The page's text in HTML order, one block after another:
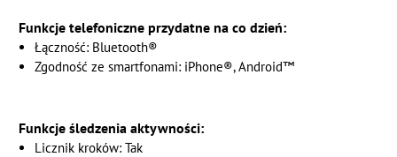
Funkcje telefoniczne przydatne na co dzień:
Łączność: Bluetooth®
Zgodność ze smartfonami: iPhone®, Android™
Funkcje śledzenia aktywności:
Licznik kroków: Tak